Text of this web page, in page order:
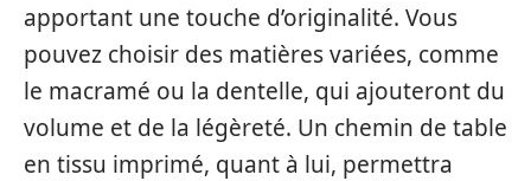
apportant une touche d’originalité. Vous
pouvez choisir des matières variées, comme
le macramé ou la dentelle, qui ajouteront du
volume et de la légèreté. Un chemin de table
en tissu imprimé, quant à lui, permettra